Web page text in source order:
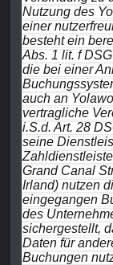
Nutzung des
einer
besteht ein
Abs. 1 lit. f
die bei einer
auch an
vertragliche
i.S.d. Art. 28
seine
Grand Canal
Irland) nutzen
eingegangen
des
sichergestellt,
Daten für
Buchungen